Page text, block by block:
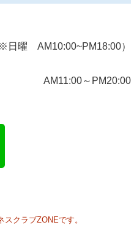
※日曜 AM10:00~PM18:00）
AM11:00～PM20:00
クラブZONEです。